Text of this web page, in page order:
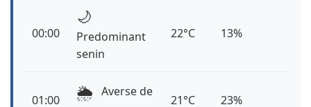
00:00
🌙
Predominant
senin
22°C 13%
01:00 🌦️ Averse de
21°C 23%